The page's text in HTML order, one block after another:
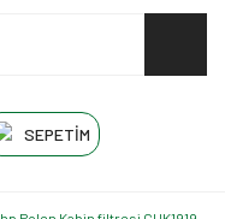
SEPETİM